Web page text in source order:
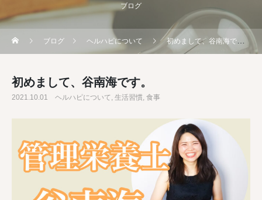
ブログ
ブログ ヘルハピについて 初めまして、谷南海です。
初めまして、谷南海です。
2021.10.01 ヘルハピについて 生活習慣 食事